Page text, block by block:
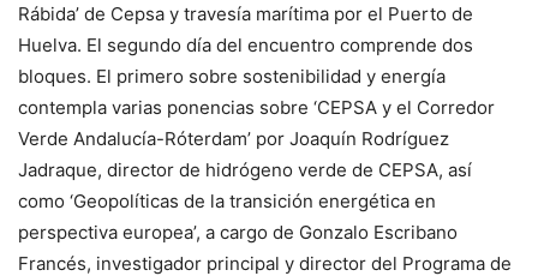
Rábida’ de Cepsa y travesía marítima por el Puerto de
Huelva. El segundo día del encuentro comprende dos
bloques. El primero sobre sostenibilidad y energía
contempla varias ponencias sobre ‘CEPSA y el Corredor
Verde Andalucía-Róterdam’ por Joaquín Rodríguez
Jadraque, director de hidrógeno verde de CEPSA, así
como ‘Geopolíticas de la transición energética en
perspectiva europea’, a cargo de Gonzalo Escribano
Francés, investigador principal y director del Programa de